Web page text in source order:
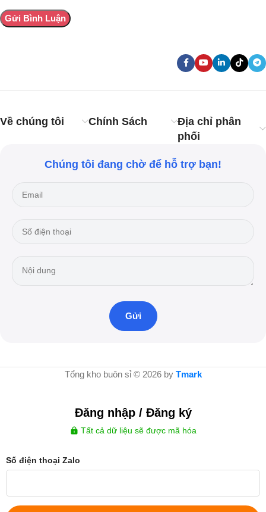
Về chúng tôi Chính Sách
Địa chỉ phân
phối
Chúng tôi đang chờ để hỗ trợ bạn!
Tổng kho buôn sỉ © 2026 by Tmark
Đăng nhập / Đăng ký
Tất cả dữ liệu sẽ được mã hóa
Số điện thoại Zalo